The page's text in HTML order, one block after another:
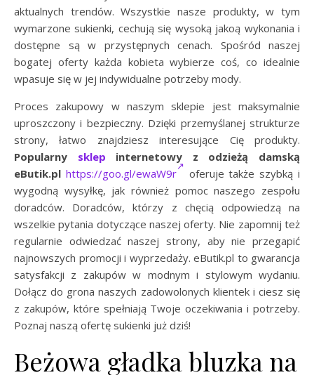
aktualnych trendów. Wszystkie nasze produkty, w tym
wymarzone sukienki, cechują się wysoką jakoą wykonania i
dostępne są w przystępnych cenach. Spośród naszej
bogatej oferty każda kobieta wybierze coś, co idealnie
wpasuje się w jej indywidualne potrzeby mody.
Proces zakupowy w naszym sklepie jest maksymalnie
uproszczony i bezpieczny. Dzięki przemyślanej strukturze
strony, łatwo znajdziesz interesujące Cię produkty.
Popularny sklep internetowy z odzieżą damską
eButik.pl https://goo.gl/ewaW9r
oferuje także szybką i
wygodną wysyłkę, jak również pomoc naszego zespołu
doradców. Doradców, którzy z chęcią odpowiedzą na
wszelkie pytania dotyczące naszej oferty. Nie zapomnij też
regularnie odwiedzać naszej strony, aby nie przegapić
najnowszych promocji i wyprzedaży. eButik.pl to gwarancja
satysfakcji z zakupów w modnym i stylowym wydaniu.
Dołącz do grona naszych zadowolonych klientek i ciesz się
z zakupów, które spełniają Twoje oczekiwania i potrzeby.
Poznaj naszą ofertę sukienki już dziś!
Beżowa gładka bluzka na